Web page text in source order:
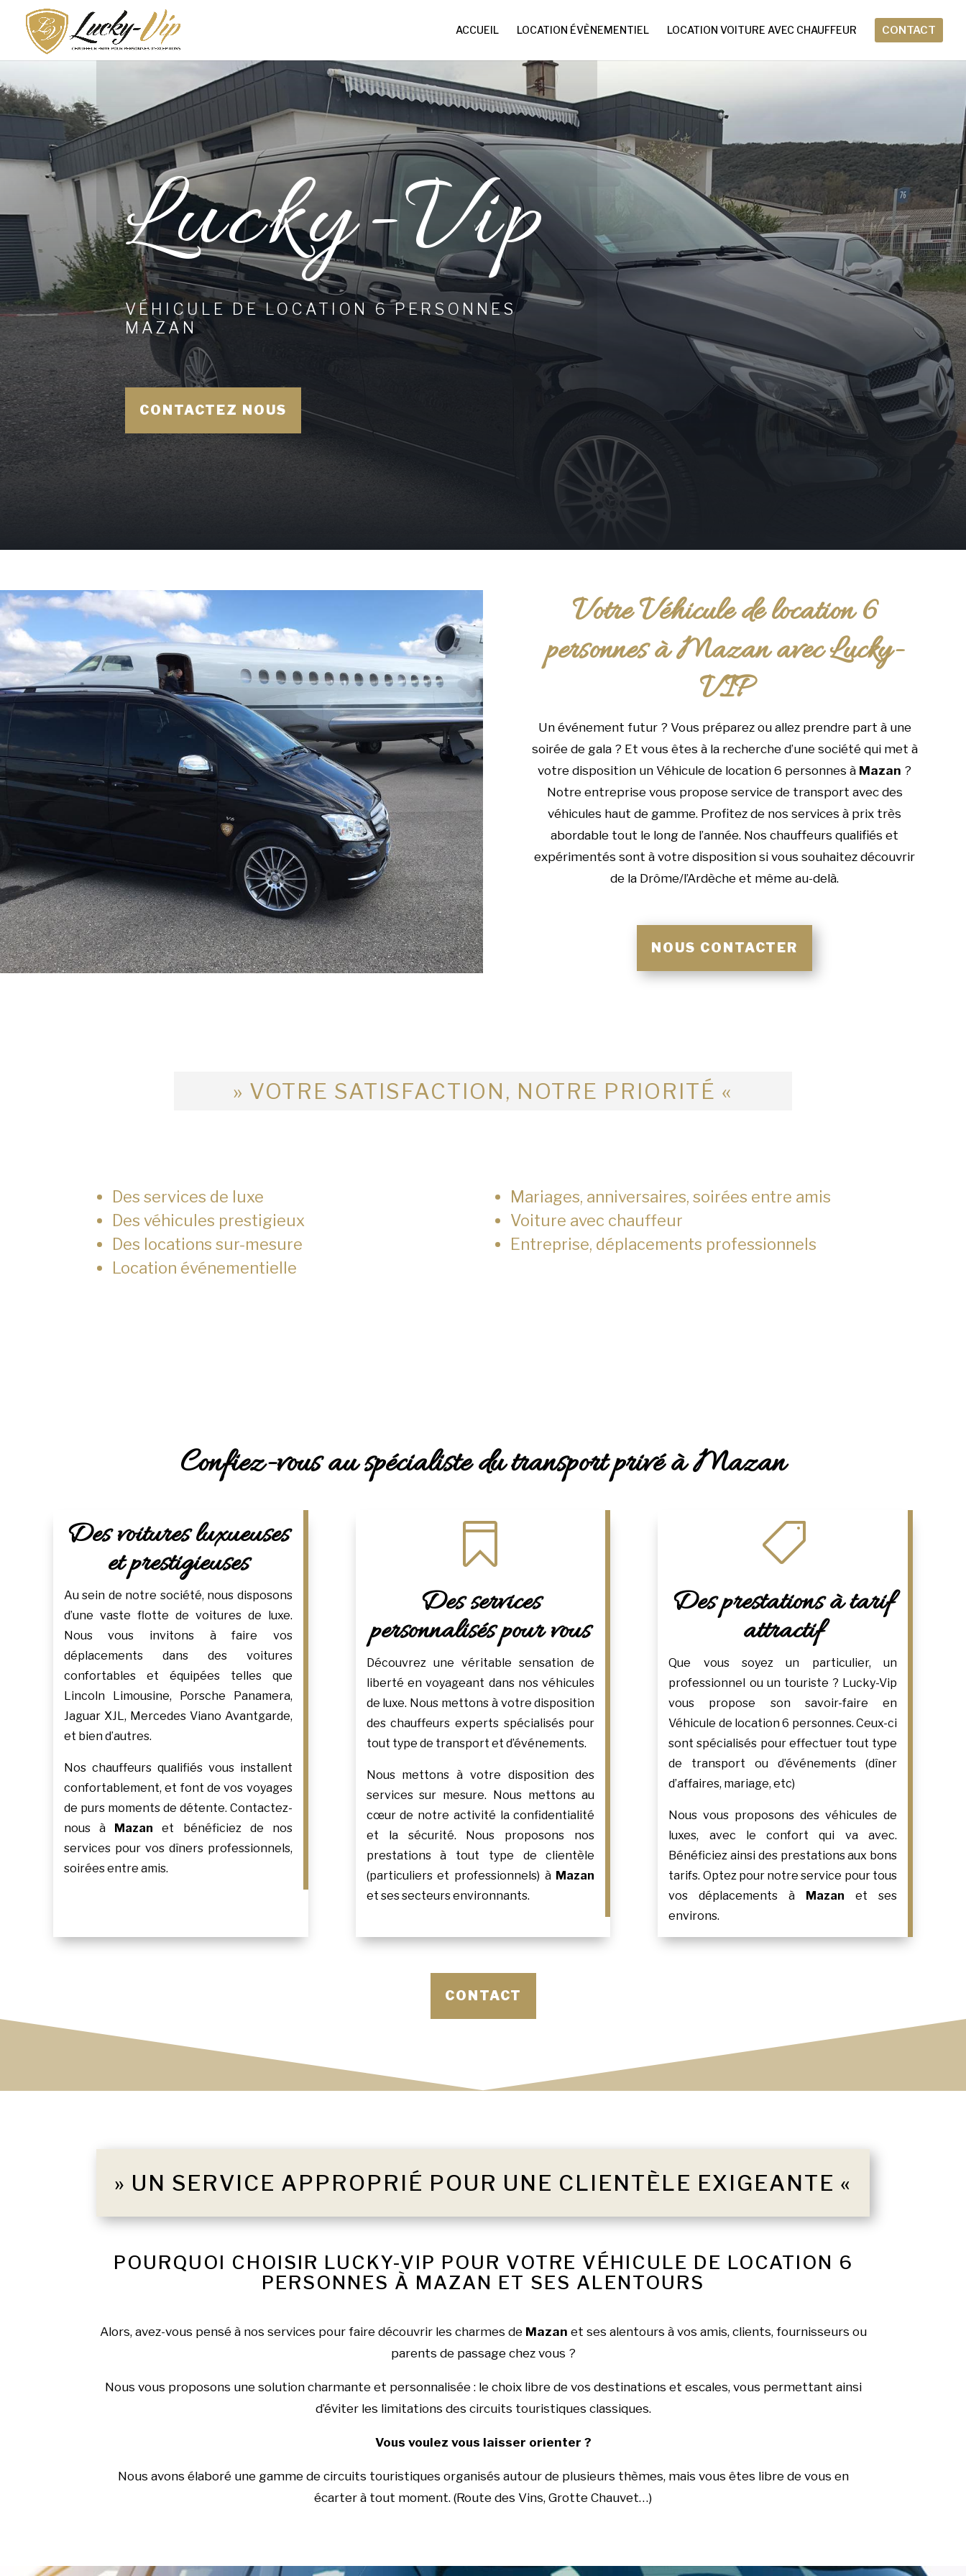
ACCUEIL LOCATION ÉVÈNEMENTIEL LOCATION VOITURE AVEC CHAUFFEUR CONTACT
Lucky-Vip
VÉHICULE DE LOCATION 6 PERSONNES
MAZAN
CONTACTEZ NOUS
Votre Véhicule de location 6
personnes à Mazan avec Lucky-
VIP
Un événement futur ? Vous préparez ou allez prendre part à une
soirée de gala ? Et vous êtes à la recherche d’une société qui met à
votre disposition un Véhicule de location 6 personnes à Mazan ?
Notre entreprise vous propose service de transport avec des
véhicules haut de gamme. Profitez de nos services à prix très
abordable tout le long de l’année. Nos chauffeurs qualifiés et
expérimentés sont à votre disposition si vous souhaitez découvrir
de la Drôme/l’Ardèche et même au-delà.
NOUS CONTACTER
» VOTRE SATISFACTION, NOTRE PRIORITÉ «
Des services de luxe
Des véhicules prestigieux
Des locations sur-mesure
Location événementielle
Mariages, anniversaires, soirées entre amis
Voiture avec chauffeur
Entreprise, déplacements professionnels
Confiez-vous au spécialiste du transport privé à Mazan
Des voitures luxueuses
et prestigieuses
Au sein de notre société, nous disposons
d’une vaste flotte de voitures de luxe.
Nous vous invitons à faire vos
déplacements dans des voitures
confortables et équipées telles que
Lincoln Limousine, Porsche Panamera,
Jaguar XJL, Mercedes Viano Avantgarde,
et bien d’autres.
Nos chauffeurs qualifiés vous installent
confortablement, et font de vos voyages
de purs moments de détente. Contactez-
nous à
Mazan et bénéficiez de nos
services pour vos dîners professionnels,
soirées entre amis.

Des services
personnalisés pour vous
Découvrez une véritable sensation de
liberté en voyageant dans nos véhicules
de luxe. Nous mettons à votre disposition
des chauffeurs experts spécialisés pour
tout type de transport et d’événements.
Nous mettons à votre disposition des
services sur mesure. Nous mettons au
cœur de notre activité la confidentialité
et la sécurité. Nous proposons nos
prestations à tout type de clientèle
(particuliers et professionnels) à Mazan
et ses secteurs environnants.

Des prestations à tarif
attractif
Que vous soyez un particulier, un
professionnel ou un touriste ? Lucky-Vip
vous propose son savoir-faire en
Véhicule de location 6 personnes. Ceux-ci
sont spécialisés pour effectuer tout type
de transport ou d’événements (dîner
d’affaires, mariage, etc)
Nous vous proposons des véhicules de
luxes, avec le confort qui va avec.
Bénéficiez ainsi des prestations aux bons
tarifs. Optez pour notre service pour tous
vos déplacements à
Mazan et ses
environs.
CONTACT
» UN SERVICE APPROPRIÉ POUR UNE CLIENTÈLE EXIGEANTE «
POURQUOI CHOISIR LUCKY-VIP POUR VOTRE VÉHICULE DE LOCATION 6
PERSONNES À MAZAN ET SES ALENTOURS
Alors, avez-vous pensé à nos services pour faire découvrir les charmes de Mazan et ses alentours à vos amis, clients, fournisseurs ou
parents de passage chez vous ?
Nous vous proposons une solution charmante et personnalisée : le choix libre de vos destinations et escales, vous permettant ainsi
d’éviter les limitations des circuits touristiques classiques.
Vous voulez vous laisser orienter ?
Nous avons élaboré une gamme de circuits touristiques organisés autour de plusieurs thèmes, mais vous êtes libre de vous en
écarter à tout moment. (Route des Vins, Grotte Chauvet…)